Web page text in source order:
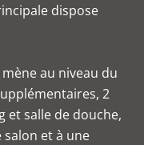
dispose
au niveau du
2
et salle de douche,
salon et à une